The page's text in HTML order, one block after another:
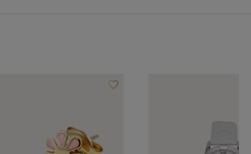
favorite_borderAjouter à vos favoris